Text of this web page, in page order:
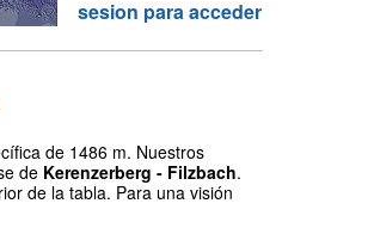
sesion para acceder
de 1486 m. Nuestros
de Kerenzerberg - Filzbach.
de la tabla. Para una visión